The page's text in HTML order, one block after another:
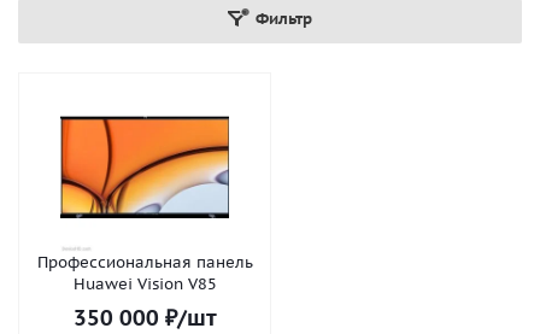
Фильтр
Профессиональная панель
Huawei Vision V85
350 000 ₽/шт